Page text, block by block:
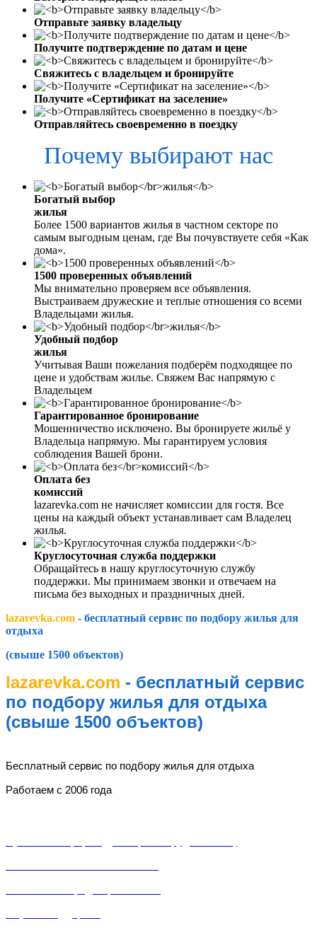
Отправьте заявку владельцу
Получите подтверждение по датам и цене
Свяжитесь с владельцем и бронируйте
Получите «Сертификат на заселение»
Отправляйтесь своевременно в поездку
Почему выбирают нас
Богатый выбор
жилья
Более 1500 вариантов жилья в частном секторе по
самым выгодным ценам, где Вы почувствуете себя «Как
дома».
1500 проверенных объявлений
Мы внимательно проверяем все объявления.
Выстраиваем дружеские и теплые отношения со всеми
Владельцами жилья.
Удобный подбор
жилья
Учитывая Ваши пожелания подберём подходящее по
цене и удобствам жилье. Свяжем Вас напрямую с
Владельцем
Гарантированное бронирование
Мошенничество исключено. Вы бронируете жильё у
Владельца напрямую. Мы гарантируем условия
соблюдения Вашей брони.
Оплата без
комиссий
lazarevka.com не начисляет комиссии для гостя. Все
цены на каждый объект устанавливает сам Владелец
жилья.
Круглосуточная служба поддержки
Обращайтесь в нашу круглосуточную службу
поддержки. Мы принимаем звонки и отвечаем на
письма без выходных и праздничных дней.
lazarevka.com - бесплатный сервис по подбору жилья для
отдыха
(свыше 1500 объектов)
lazarevka.com - бесплатный сервис
по подбору жилья для отдыха
(свыше 1500 объектов)
Бесплатный сервис по подбору жилья для отдыха
Работаем с 2006 года